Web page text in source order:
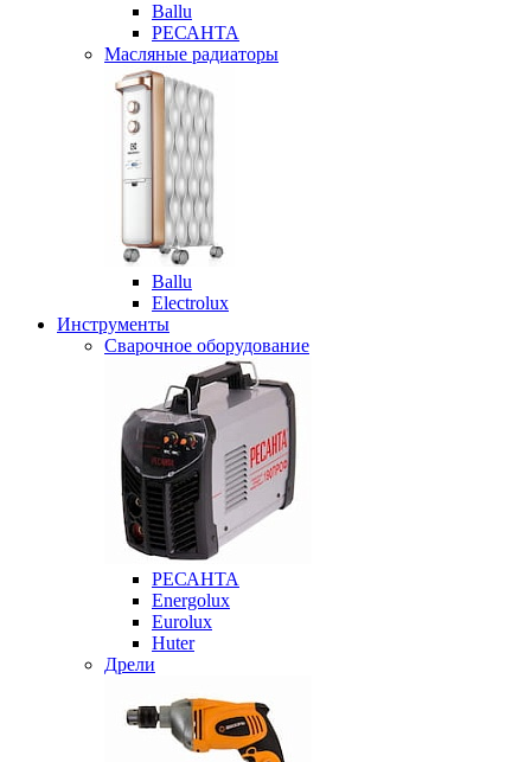
Ballu
РЕСАНТА
Масляные радиаторы
Ballu
Electrolux
Инструменты
Сварочное оборудование
РЕСАНТА
Energolux
Eurolux
Huter
Дрели